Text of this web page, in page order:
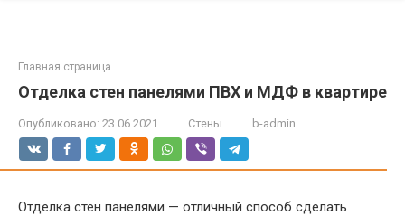
Главная страница
Отделка стен панелями ПВХ и МДФ в квартире
Опубликовано: 23.06.2021 Стены b-admin
Отделка стен панелями — отличный способ сделать